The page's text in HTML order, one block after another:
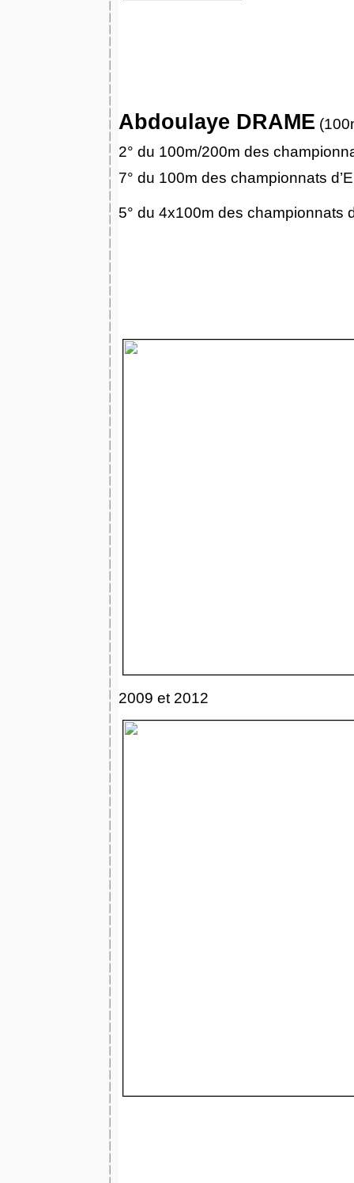
Abdoulaye DRAME
2° du 100m/200m des
7° du 100m des championnats
5° du 4x100m des championnats
2009 et 2012